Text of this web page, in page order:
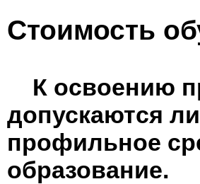
Стоимость
К освоению
допускаются
профильное
образование.